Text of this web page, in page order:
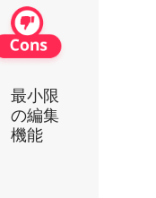
最小限
の編集
機能